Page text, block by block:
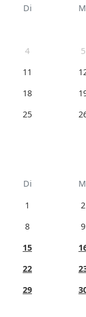
Di
4 5
11
18
25
Di
1 2
8 9
15
22
29